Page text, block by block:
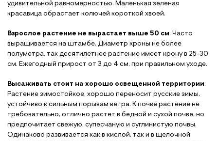
удивительной равномерностью. Маленькая зеленая
красавица обрастает колючей короткой хвоей.
Взрослое растение не вырастает выше 50 см. Часто
выращивается на штамбе. Диаметр кроны не более
полуметра, так десятилетнее растение имеет крону в 25-30
см. Ежегодный прирост от 3 до 4 см, при правильном уходе.
Высаживать стоит на хорошо освещенной территории.
Растение зимостойкое, хорошо переносит русские зимы,
устойчиво к сильным порывам ветра. К почве растение не
требовательно, отлично растет в бедной и сухой почве, но
предпочитает свежую, супесчаную и суглинистую почвы.
Одинаково развивается как в кислой, так и в щелочной